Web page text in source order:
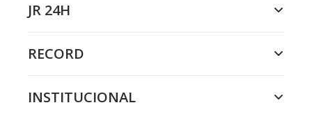
JR 24H
RECORD
INSTITUCIONAL